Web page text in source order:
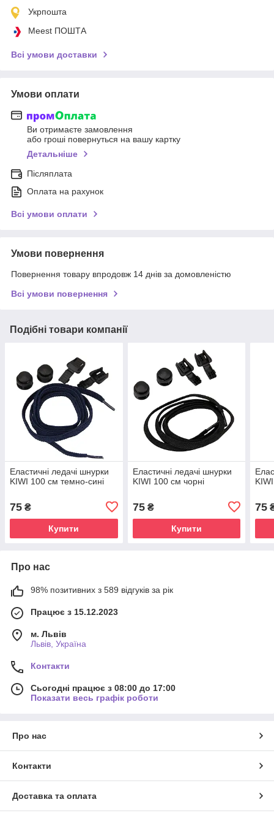
Укрпошта
Meest ПОШТА
Всі умови доставки
Умови оплати
Ви отримаєте замовлення
або гроші повернуться на вашу картку
Детальніше
Післяплата
Оплата на рахунок
Всі умови оплати
Умови повернення
Повернення товару впродовж 14 днів за домовленістю
Всі умови повернення
Подібні товари компанії
Еластичні ледачі шнурки
KIWI 100 см темно-сині
75 ₴
Купити
Еластичні ледачі шнурки
KIWI 100 см чорні
75₴
Купити
75
Про нас
98% позитивних з 589 відгуків за рік
Працює з 15.12.2023
м. Львів
Львів, Україна
Контакти
Сьогодні працює з 08:00 до 17:00
Показати весь графік роботи
Про нас
Контакти
Доставка та оплата